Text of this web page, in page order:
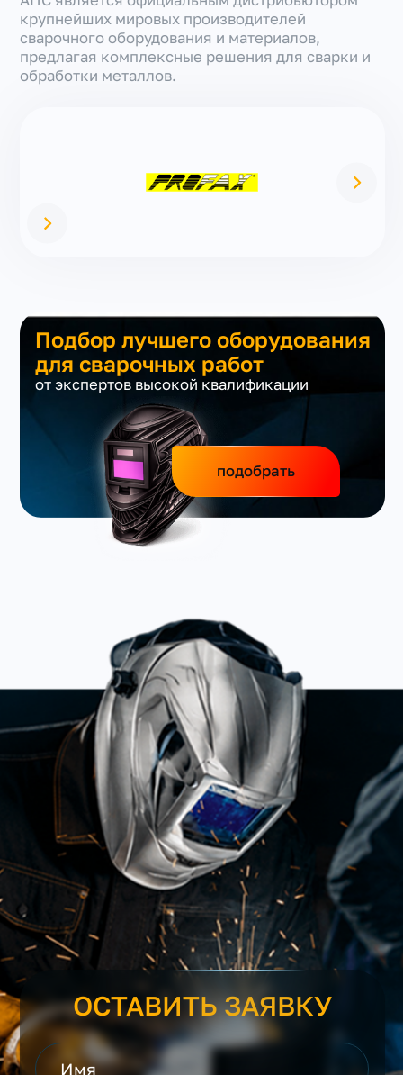
крупнейших мировых производителей
сварочного оборудования и материалов,
предлагая комплексные решения для сварки и
обработки металлов.
Подбор лучшего оборудования
для сварочных работ
от экспертов высокой квалификации
подобрать
ОСТАВИТЬ ЗАЯВКУ